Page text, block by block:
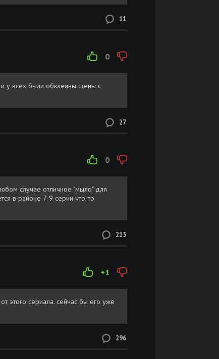
11
0
у всех были обклеины стены с
27
0
случае отличное "мыло" для
в районе 7-9 серии что-то
215
+1
этого сериала. сейчас бы его уже
296